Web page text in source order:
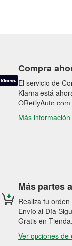
Compra
El servicio de
Klarna está
OReillyAuto.com
Más
Más partes
Realiza tu
Envío al Día
Gratis en Tienda.
Ver opciones de